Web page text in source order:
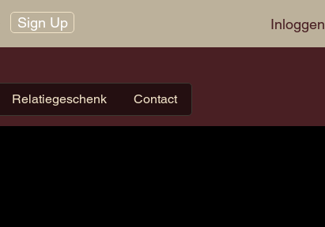
Sign Up Inloggen
Relatiegeschenk Contact